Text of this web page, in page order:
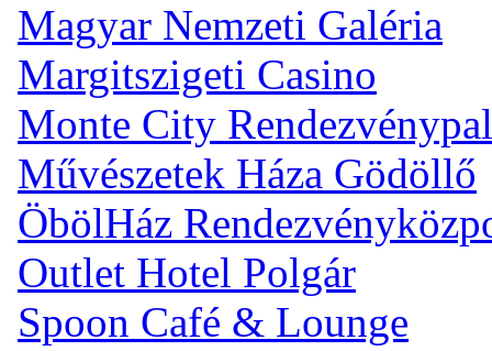
Magyar Nemzeti Galéria
Margitszigeti Casino
Monte City
Művészetek Háza Gödöllő
ÖbölHáz
Outlet Hotel Polgár
Spoon Café & Lounge